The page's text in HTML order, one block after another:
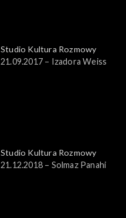
Studio Kultura Rozmowy
21.09.2017 – Izadora Weiss
Studio Kultura Rozmowy
21.12.2018 – Solmaz Panahi